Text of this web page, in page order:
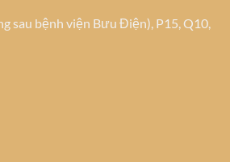
sau bệnh viện Bưu Điện), P15, Q10,